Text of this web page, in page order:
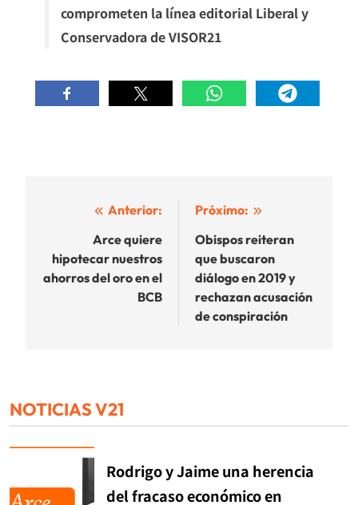
comprometen la línea editorial Liberal y
Conservadora de VISOR21
Navegación
entradas
Anterior:
Arce quiere
hipotecar nuestros
ahorros del oro en el
BCB
Próximo:
Obispos reiteran
que buscaron
diálogo en 2019 y
rechazan acusación
de conspiración
NOTICIAS V21
Rodrigo y Jaime una herencia
del fracaso económico en